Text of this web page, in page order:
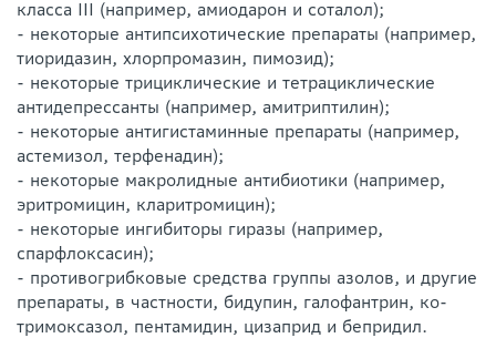
класса III (например, амиодарон и соталол);
- некоторые антипсихотические препараты (например,
тиоридазин, хлорпромазин, пимозид);
- некоторые трициклические и тетрациклические
антидепрессанты (например, амитриптилин);
- некоторые антигистаминные препараты (например,
астемизол, терфенадин);
- некоторые макролидные антибиотики (например,
эритромицин, кларитромицин);
- некоторые ингибиторы гиразы (например,
спарфлоксасин);
- противогрибковые средства группы азолов, и другие
препараты, в частности, бидупин, галофантрин, ко-
тримоксазол, пентамидин, цизаприд и бепридил.